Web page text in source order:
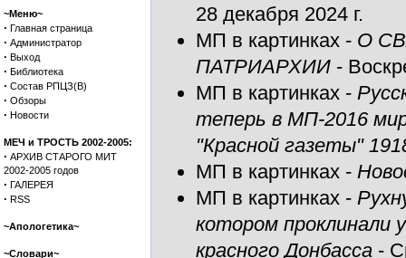
~Меню~
· Главная страница
· Администратор
· Выход
· Библиотека
· Состав РПЦЗ(В)
· Обзоры
· Новости
МЕЧ и ТРОСТЬ 2002-2005:
· АРХИВ СТАРОГО МИТ
2002-2005 годов
· ГАЛЕРЕЯ
· RSS
~Апологетика~
~Словари~
28 декабря 2024 г.
МП в картинках - О
ПАТРИАРХИИ -
МП в картинках -
теперь в МП-2016
"Красной газеты"
МП в картинках -
МП в картинках -
котором проклинали
красного Донбасса -